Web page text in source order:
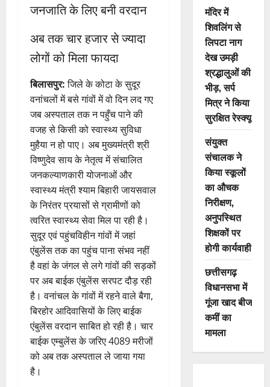
जनजाति के लिए बनी वरदान
अब तक चार हजार से ज्यादा
लोगों को मिला फायदा
बिलासपुर:जिले के कोटा के सुदूर
वनांचलों में बसे गांवों में वो दिन लद गए
जब अस्पताल तक न पहुँच पाने की
वजह से किसी को स्वास्थ्य सुविधा
मुहैया न हो पाए। अब मुख्यमंत्री श्री
विष्णुदेव साय के नेतृत्व में संचालित
जनकल्याणकारी योजनाओं और
स्वास्थ्य मंत्री श्याम बिहारी जायसवाल
के निरंतर प्रयासों से ग्रामीणों को
त्वरित स्वास्थ्य सेवा मिल पा रही है।
सुदूर एवं पहुंचविहीन गांवों में जहां
एंबुलेंस तक का पहुंच पाना संभव नहीं
है वहां के जंगल से लगे गांवों की सड़कों
पर अब बाईक एंबुलेंस सरपट दौड़ रही
है। वनांचल के गांवों में रहने वाले बैगा,
बिरहोर आदिवासियों के लिए बाईक
एंबुलेंस वरदान साबित हो रही है। चार
बाईक एम्बुलेंस के जरिए 4089 मरीजों
को अब तक अस्पताल ले जाया गया
है।
मंदिर में
शिवलिंग से
लिपटा नाग
देख उमड़ी
श्रद्धालुओं की
भीड़, सर्प
मित्र ने किया
सुरक्षित रेस्क्यू
संयुक्त
संचालक ने
किया स्कूलों
का औचक
निरीक्षण,
अनुपस्थित
शिक्षकों पर
होगी कार्यवाही
छत्तीसगढ़
विधानसभा में
गूंजा खाद बीज
कमीं का
मामला